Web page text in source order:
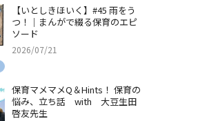
【いとしきほいく】#45 雨をう
つ！｜まんがで綴る保育のエピ
ソード
2026/07/21
保育マメマメQ＆Hints！ 保育の
悩み、立ち話 with 大豆生田
啓友先生